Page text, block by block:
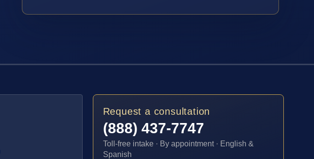
Request a consultation
(888) 437-7747
Toll-free intake · By appointment · English &
Spanish